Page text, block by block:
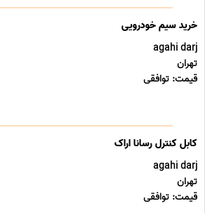
خرید سیم خودرویی
agahi darj
تهران
قیمت: توافقی
کابل کنترل رسانا اراک
agahi darj
تهران
قیمت: توافقی